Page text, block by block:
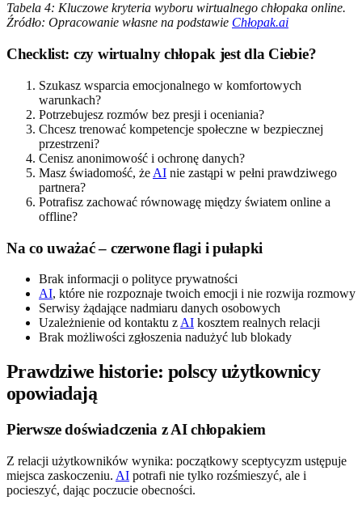
Tabela 4: Kluczowe kryteria wyboru wirtualnego chłopaka online.
Źródło: Opracowanie własne na podstawie Chłopak.ai
Checklist: czy wirtualny chłopak jest dla Ciebie?
Szukasz wsparcia emocjonalnego w komfortowych
warunkach?
Potrzebujesz rozmów bez presji i oceniania?
Chcesz trenować kompetencje społeczne w bezpiecznej
przestrzeni?
Cenisz anonimowość i ochronę danych?
Masz świadomość, że AI nie zastąpi w pełni prawdziwego
partnera?
Potrafisz zachować równowagę między światem online a
offline?
Na co uważać – czerwone flagi i pułapki
Brak informacji o polityce prywatności
AI, które nie rozpoznaje twoich emocji i nie rozwija rozmowy
Serwisy żądające nadmiaru danych osobowych
Uzależnienie od kontaktu z AI kosztem realnych relacji
Brak możliwości zgłoszenia nadużyć lub blokady
Prawdziwe historie: polscy użytkownicy
opowiadają
Pierwsze doświadczenia z AI chłopakiem
Z relacji użytkowników wynika: początkowy sceptycyzm ustępuje
miejsca zaskoczeniu. AI potrafi nie tylko rozśmieszyć, ale i
pocieszyć, dając poczucie obecności.